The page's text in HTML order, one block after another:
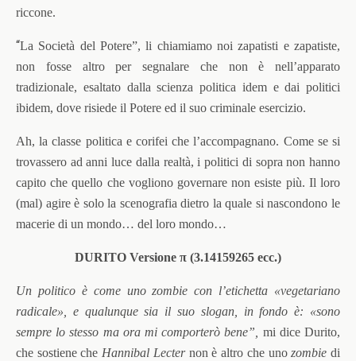
riccone.
“La Società del Potere”, li chiamiamo noi zapatisti e zapatiste,
non fosse altro per segnalare che non è nell’apparato
tradizionale, esaltato dalla scienza politica idem e dai politici
ibidem, dove risiede il Potere ed il suo criminale esercizio.
Ah, la classe politica e corifei che l’accompagnano. Come se si
trovassero ad anni luce dalla realtà, i politici di sopra non hanno
capito che quello che vogliono governare non esiste più. Il loro
(mal) agire è solo la scenografia dietro la quale si nascondono le
macerie di un mondo… del loro mondo…
DURITO Versione π (3.14159265 ecc.)
Un politico è come uno zombie con l’etichetta «vegetariano
radicale», e qualunque sia il suo slogan, in fondo è: «sono
sempre lo stesso ma ora mi comporterò bene”,
mi dice Durito,
che sostiene che Hannibal Lecternon è altro che unozombie di